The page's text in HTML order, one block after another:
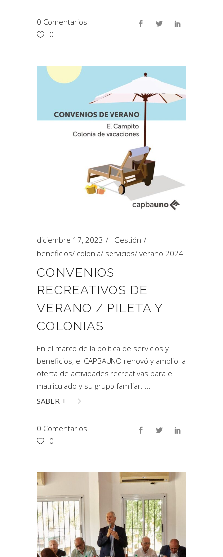
0 Comentarios
0
diciembre 17, 2023
Gestión
beneficios/ colonia/ servicios/ verano 2024
CONVENIOS
RECREATIVOS DE
VERANO / PILETA Y
COLONIAS
En el marco de la política de servicios y
beneficios, el CAPBAUNO renovó y amplio la
oferta de actividades recreativas para el
matriculado y su grupo familiar.
SABER +
0 Comentarios
0